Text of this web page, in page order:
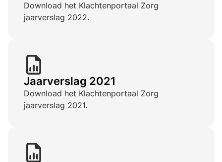
Download het Klachtenportaal Zorg
jaarverslag 2022.
Jaarverslag 2021
Download het Klachtenportaal Zorg
jaarverslag 2021.